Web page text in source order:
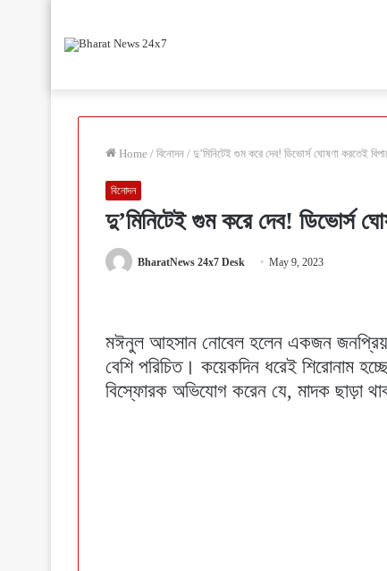
Home / বিনোদন / দু’মিনিটেই গুম করে দেব! ডিভোর্স ঘোষণা করতেই
বিনোদন
দু’মিনিটেই গুম করে দেব! ডিভোর্স
BharatNews 24x7 Desk May 9, 2023
মঈনুল আহসান নোবেল হলেন একজন জনপ্রিয়
বেশি পরিচিত। কয়েকদিন ধরেই শিরোনাম
বিস্ফোরক অভিযোগ করেন যে, মাদক ছাড়া